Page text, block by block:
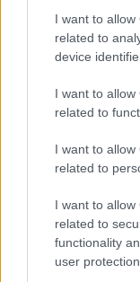
I want to
related to
device
I want to
related to
I want to
related to
I want to
related to
functionality
user protection.
Matrimonio
e il ruolo di Demi